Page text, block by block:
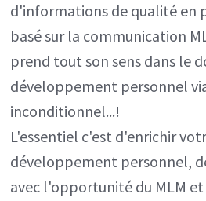
d'informations de qualité en
basé sur la communication
prend tout son sens dans le
développement personnel
inconditionnel...!
L'essentiel c'est d'enrichir
développement personnel,
avec l'opportunité du MLM